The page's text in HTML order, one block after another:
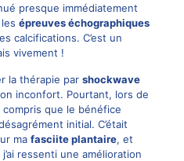
presque immédiatement
épreuves échographiques
calcifications. C’est un
vivement !
la thérapie par shockwave
inconfort. Pourtant, lors de
compris que le bénéfice
initial. C’était
ma fasciite plantaire, et
ressenti une amélioration